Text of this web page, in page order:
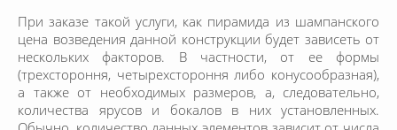
При заказе такой услуги, как пирамида из шампанского
цена возведения данной конструкции будет зависеть от
нескольких факторов. В частности, от ее формы
(трехстороння, четырехстороння либо конусообразная),
а также от необходимых размеров, а, следовательно,
количества ярусов и бокалов в них установленных.